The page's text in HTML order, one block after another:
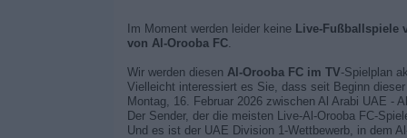
Im Moment werden leider keine Live-Fußballspiele
von Al-Orooba FC.
Wir werden diesen Al-Orooba FC im TV-Spielplan
Vielleicht interessiert es Sie, dass seit Beginn
Montag, 16. Februar 2026 zwischen Al Arabi UAE -
Der Sender, der die meisten Live-Al-Orooba FC-
Und es ist der UAE Division 1-Wettbewerb, in dem